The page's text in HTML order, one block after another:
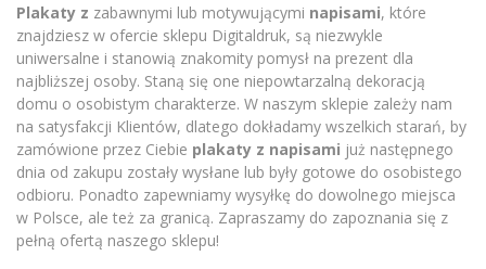
Plakaty z zabawnymi lub motywującymi napisami, które
znajdziesz w ofercie sklepu Digitaldruk, są niezwykle
uniwersalne i stanowią znakomity pomysł na prezent dla
najbliższej osoby. Staną się one niepowtarzalną dekoracją
domu o osobistym charakterze. W naszym sklepie zależy nam
na satysfakcji Klientów, dlatego dokładamy wszelkich starań, by
zamówione przez Ciebie plakaty z napisami już następnego
dnia od zakupu zostały wysłane lub były gotowe do osobistego
odbioru. Ponadto zapewniamy wysyłkę do dowolnego miejsca
w Polsce, ale też za granicą. Zapraszamy do zapoznania się z
pełną ofertą naszego sklepu!